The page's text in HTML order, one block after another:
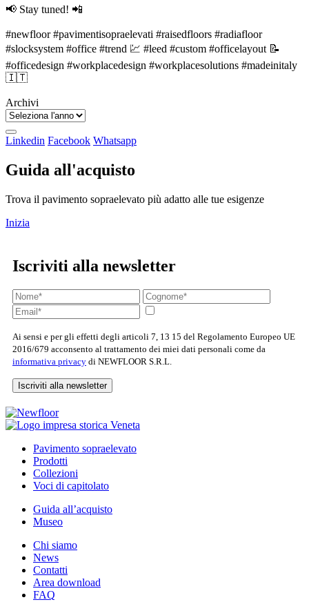
📢 Stay tuned! 📲
#newfloor #pavimentisopraelevati #raisedfloors #radiafloor
#slocksystem #office #trend 💹 #leed #custom #officelayout 📝
#officedesign #workplacedesign #workplacesolutions #madeinitaly
🇮🇹
Archivi
Linkedin Facebook Whatsapp
Guida all'acquisto
Trova il pavimento sopraelevato più adatto alle tue esigenze
Inizia
Iscriviti alla newsletter
Ai sensi e per gli effetti degli articoli 7, 13 15 del Regolamento Europeo UE
2016/679 acconsento al trattamento dei miei dati personali come da
informativa privacy di NEWFLOOR S.R.L.
Iscriviti alla newsletter
Pavimento sopraelevato
Prodotti
Collezioni
Voci di capitolato
Guida all’acquisto
Museo
Chi siamo
News
Contatti
Area download
FAQ